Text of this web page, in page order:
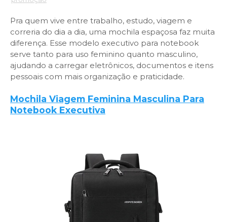
Pra quem vive entre trabalho, estudo, viagem e
correria do dia a dia, uma mochila espaçosa faz muita
diferença. Esse modelo executivo para notebook
serve tanto para uso feminino quanto masculino,
ajudando a carregar eletrônicos, documentos e itens
pessoais com mais organização e praticidade.
Mochila Viagem Feminina Masculina Para
Notebook Executiva